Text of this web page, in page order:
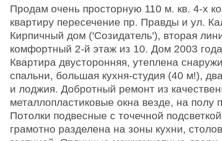
Продам очень просторную 110 м. кв. 4-х
квартиру пересечение пр. Правды и ул.
Кирпичный дом ('Созидатель'), вторая
комфортный 2-й этаж из 10. Дом 2003
Квартира двусторонняя, утеплена
спальни, большая кухня-студия (40 м!),
и лоджия. Добротный ремонт из
металлопластиковые окна везде, на полу
Потолки подвесные с точечной
грамотно разделена на зоны кухни,